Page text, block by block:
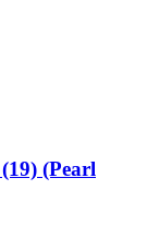
(Pearl